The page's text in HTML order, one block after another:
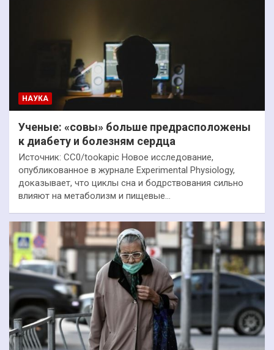
НАУКА
Ученые: «совы» больше предрасположены
к диабету и болезням сердца
Источник: CC0/tookapic Новое исследование,
опубликованное в журнале Experimental Physiology,
доказывает, что циклы сна и бодрствования сильно
влияют на метаболизм и пищевые…